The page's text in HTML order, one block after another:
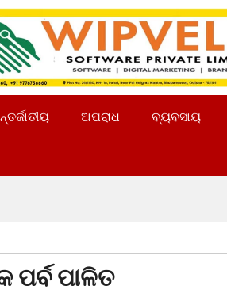
ଅପରାଧ ବ୍ୟବସାୟ
ପର୍ବ ପାଳିତ